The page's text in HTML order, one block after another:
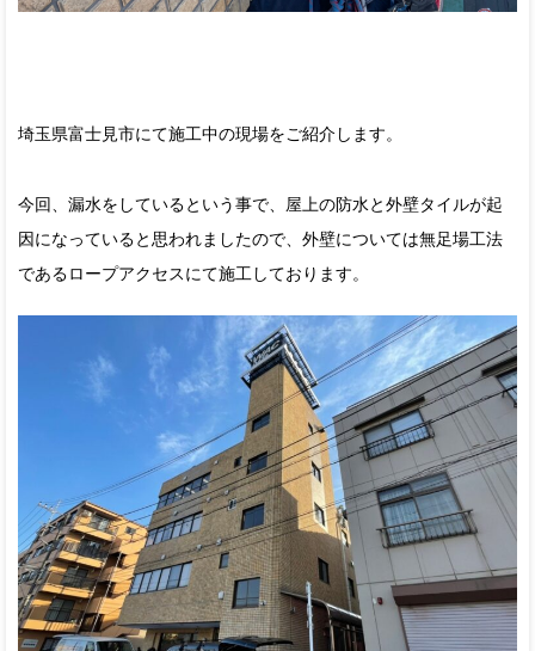
埼玉県富士見市にて施工中の現場をご紹介します。
今回、漏水をしているという事で、屋上の防水と外壁タイルが起
因になっていると思われましたので、外壁については無足場工法
であるロープアクセスにて施工しております。